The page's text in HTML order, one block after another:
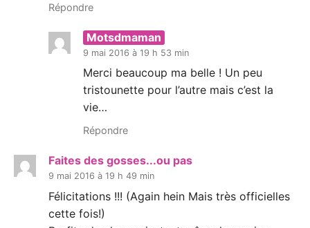
Répondre
Motsdmaman
9 mai 2016 à 19 h 53 min
Merci beaucoup ma belle ! Un peu
tristounette pour l’autre mais c’est la
vie…
Répondre
Faites des gosses...ou pas
9 mai 2016 à 19 h 49 min
Félicitations !!! (Again hein Mais très officielles
cette fois!)